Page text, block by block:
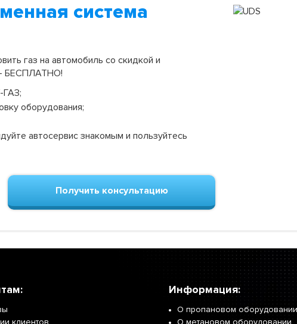
система
газ на автомобиль со скидкой и
- БЕСПЛАТНО!
ГАЗ;
оборудования;
автосервис знакомым и пользуйтесь
Получить консультацию
Информация:
О пропановом оборудовании